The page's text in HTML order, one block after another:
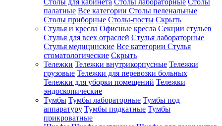
Столы для кабинета Столы лабораторные Столы
палатные Все категории Столы пеленальные
Столы приборные Столы-посты Скрыть
Стулья и кресла Офисные кресла Секции стульев
Стулья для всех отраслей Стулья лабораторные
Стулья медицинские Все категории Стулья
стоматологические Скрыть
Тележки Тележки внутрикорпусные Тележки
грузовые Тележки для перевозки больных
Тележки для уборки помещений Тележки
эндоскопические
Тумбы Тумбы лабораторные Тумбы под
аппаратуру Тумбы подкатные Тумбы
прикроватные